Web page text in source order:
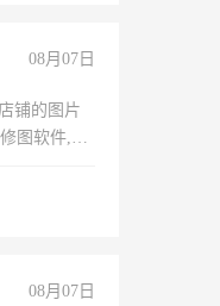
08月07日
铺的图片
图软件,工
08月07日